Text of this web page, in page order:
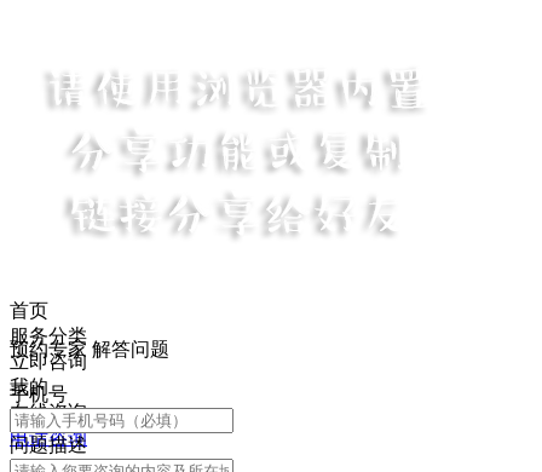
首页
服务分类
立即咨询
我的
在线咨询
电话咨询
预约专家 解答问题
手机号
问题描述